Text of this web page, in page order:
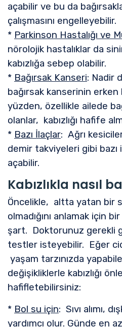
açabilir ve bu da
çalışmasını engelleyebilir.
* Parkinson Hastalığı ve
nörolojik hastalıklar da
kabızlığa sebep olabilir.
* Bağırsak Kanseri: Nadir
bağırsak kanserinin
yüzden, özellikle ailede
olanlar, kabızlığı hafife
* Bazı İlaçlar: Ağrı
demir takviyeleri gibi bazı
açabilir.
Kabızlıkla nasıl
Öncelikle, altta yatan bir
olmadığını anlamak için
şart. Doktorunuz gerekli
testler isteyebilir. Eğer
yaşam tarzınızda
değişikliklerle kabızlığı
hafifletebilirsiniz:
* Bol su için: Sıvı alımı,
yardımcı olur. Günde en